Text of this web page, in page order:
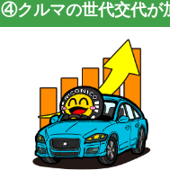
④クルマの世代交代が